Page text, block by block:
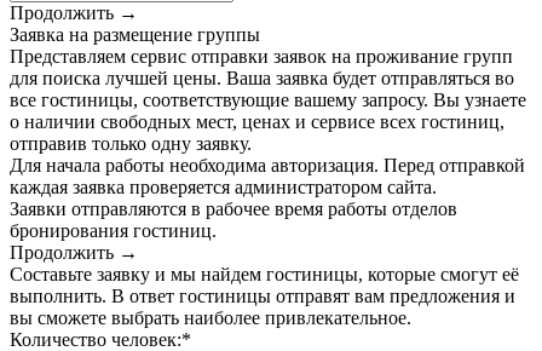
Продолжить →
Заявка на размещение группы
Представляем сервис отправки заявок на проживание групп
для поиска лучшей цены. Ваша заявка будет отправляться во
все гостиницы, соответствующие вашему запросу. Вы узнаете
о наличии свободных мест, ценах и сервисе всех гостиниц,
отправив только одну заявку.
Для начала работы необходима авторизация. Перед отправкой
каждая заявка проверяется администратором сайта.
Заявки отправляются в рабочее время работы отделов
бронирования гостиниц.
Продолжить →
Составьте заявку и мы найдем гостиницы, которые смогут её
выполнить. В ответ гостиницы отправят вам предложения и
вы сможете выбрать наиболее привлекательное.
Количество человек:*